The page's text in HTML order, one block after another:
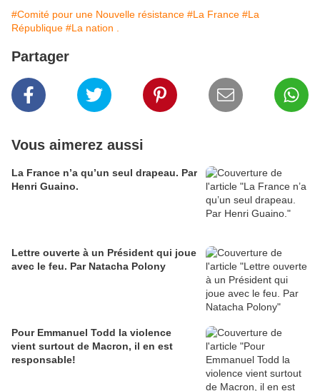
#Comité pour une Nouvelle résistance #La France #La
République #La nation .
Partager
Vous aimerez aussi
La France n’a qu’un seul drapeau. Par
Henri Guaino.
Lettre ouverte à un Président qui joue
avec le feu. Par Natacha Polony
Pour Emmanuel Todd la violence
vient surtout de Macron, il en est
responsable!